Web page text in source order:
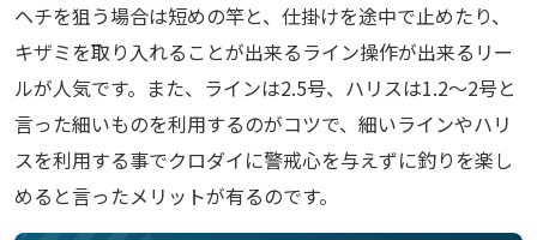
ヘチを狙う場合は短めの竿と、仕掛けを途中で止めたり、
キザミを取り入れることが出来るライン操作が出来るリー
ルが人気です。また、ラインは2.5号、ハリスは1.2～2号と
言った細いものを利用するのがコツで、細いラインやハリ
スを利用する事でクロダイに警戒心を与えずに釣りを楽し
めると言ったメリットが有るのです。